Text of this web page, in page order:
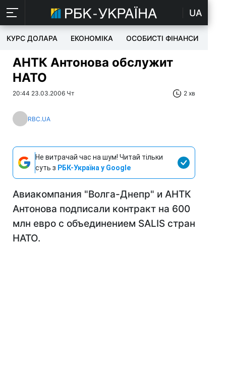
UA
КУРС ДОЛАРА ЕКОНОМІКА ОСОБИСТІ ФІНАНСИ
АНТК Антонова обслужит
НАТО
20:44 23.03.2006 Чт 2 хв
RBC.UA
Не витрачай час на шум! Читай тільки
суть з РБК-Україна у Google
Авиакомпания "Волга-Днепр" и АНТК
Антонова подписали контракт на 600
млн евро с объединением SALIS стран
НАТО.